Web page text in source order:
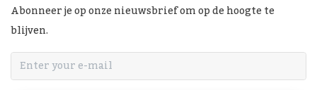
Abonneer je op onze nieuwsbrief om op de hoogte te
blijven.